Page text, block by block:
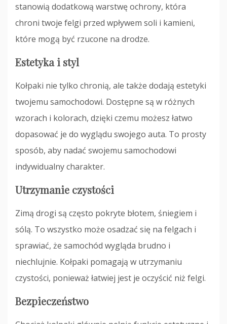
stanowią dodatkową warstwę ochrony, która
chroni twoje felgi przed wpływem soli i kamieni,
które mogą być rzucone na drodze.
Estetyka i styl
Kołpaki nie tylko chronią, ale także dodają estetyki
twojemu samochodowi. Dostępne są w różnych
wzorach i kolorach, dzięki czemu możesz łatwo
dopasować je do wyglądu swojego auta. To prosty
sposób, aby nadać swojemu samochodowi
indywidualny charakter.
Utrzymanie czystości
Zimą drogi są często pokryte błotem, śniegiem i
sólą. To wszystko może osadzać się na felgach i
sprawiać, że samochód wygląda brudno i
niechlujnie. Kołpaki pomagają w utrzymaniu
czystości, ponieważ łatwiej jest je oczyścić niż felgi.
Bezpieczeństwo